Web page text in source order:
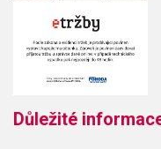
Důležité